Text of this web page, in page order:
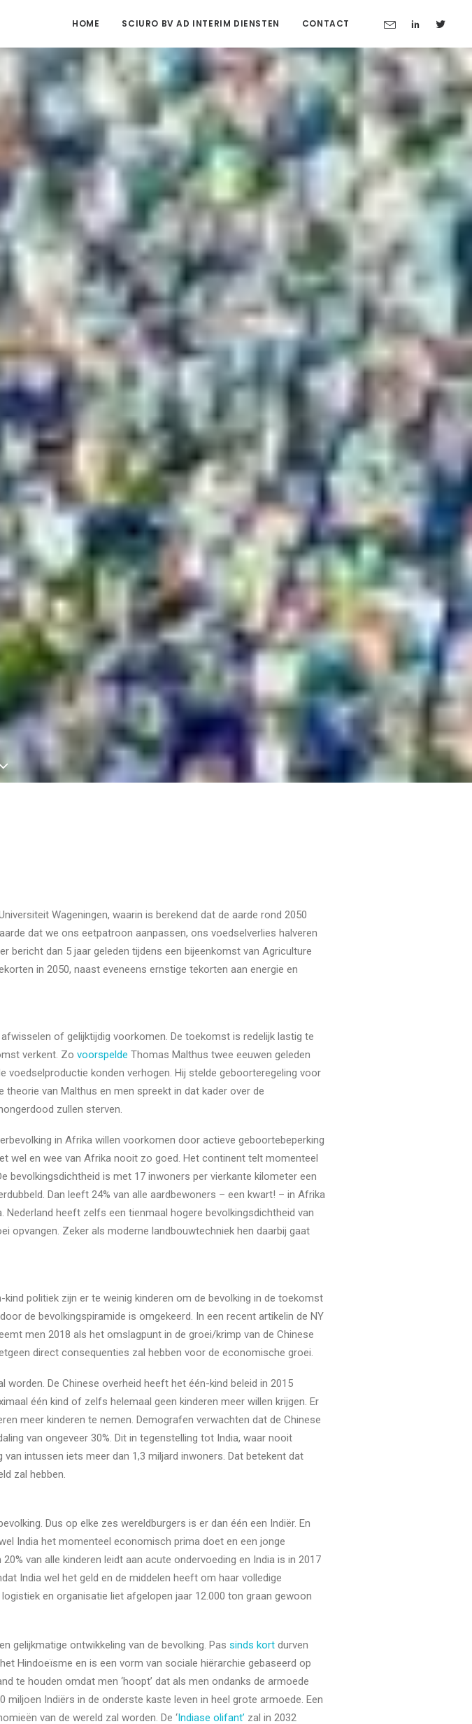
HOME SCIURO BV AD INTERIM DIENSTEN CONTACT
Wageningen, waarin is berekend dat de aarde rond 2050
dat we ons eetpatroon aanpassen, ons voedselverlies halveren
bericht dan 5 jaar geleden tijdens een bijeenkomst van Agriculture
in 2050, naast eveneens ernstige tekorten aan energie en
of gelijktijdig voorkomen. De toekomst is redelijk lastig te
verkent. Zo voorspelde Thomas Malthus twee eeuwen geleden
voedselproductie konden verhogen. Hij stelde geboorteregeling voor
van Malthus en men spreekt in dat kader over de
zullen sterven.
in Afrika willen voorkomen door actieve geboortebeperking
wel en wee van Afrika nooit zo goed. Het continent telt momenteel
bevolkingsdichtheid is met 17 inwoners per vierkante kilometer een
Dan leeft 24% van alle aardbewoners – een kwart! – in Afrika
heeft zelfs een tienmaal hogere bevolkingsdichtheid van
opvangen. Zeker als moderne landbouwtechniek hen daarbij gaat
politiek zijn er te weinig kinderen om de bevolking in de toekomst
de bevolkingspiramide is omgekeerd. In een recent artikelin de NY
men 2018 als het omslagpunt in de groei/krimp van de Chinese
direct consequenties zal hebben voor de economische groei.
worden. De Chinese overheid heeft het één-kind beleid in 2015
één kind of zelfs helemaal geen kinderen meer willen krijgen. Er
meer kinderen te nemen. Demografen verwachten dat de Chinese
van ongeveer 30%. Dit in tegenstelling tot India, waar nooit
intussen iets meer dan 1,3 miljard inwoners. Dat betekent dat
zal hebben.
Dus op elke zes wereldburgers is er dan één een Indiër. En
India het momenteel economisch prima doet en een jonge
20% van alle kinderen leidt aan acute ondervoeding en India is in 2017
India wel het geld en de middelen heeft om haar volledige
en organisatie liet afgelopen jaar 12.000 ton graan gewoon
gelijkmatige ontwikkeling van de bevolking. Pas sinds kort durven
Hindoeïsme en is een vorm van sociale hiërarchie gebaseerd op
te houden omdat men ‘hoopt’ dat als men ondanks de armoede
Indiërs in de onderste kaste leven in heel grote armoede. Een
van de wereld zal worden. De ‘Indiase olifant’ zal in 2032